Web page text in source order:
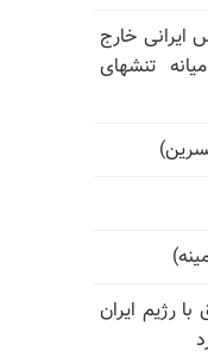
ایرانی خارج
تنشهای
رژیم ایران